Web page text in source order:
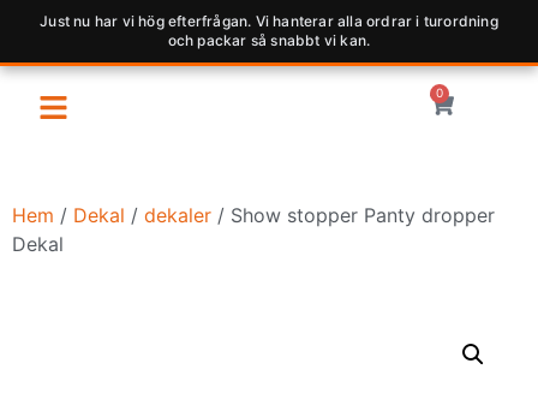
Just nu har vi hög efterfrågan. Vi hanterar alla ordrar i turordning
och packar så snabbt vi kan.
0
Hem / Dekal / dekaler / Show stopper Panty dropper
Dekal